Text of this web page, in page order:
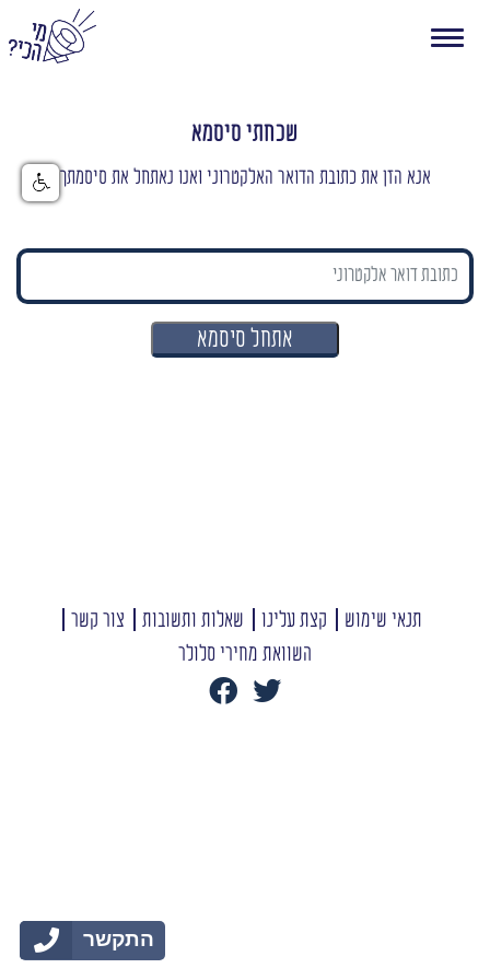
Toggle navigation
שכחתי סיסמא
אנא הזן את כתובת הדואר האלקטרוני ואנו נאתחל את סיסמתך
אתחל סיסמא
תנאי שימוש קצת עלינו שאלות ותשובות
צור קשר
השוואת מחירי סלולר
התקשר